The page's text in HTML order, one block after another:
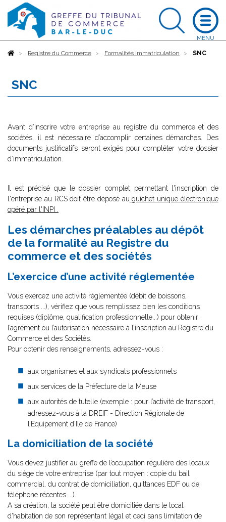
AccueilRegistre du Commerce Formalités immatriculation SNC
SNC
Avant d’inscrire votre entreprise au registre du commerce et des
sociétés, il est nécessaire d’accomplir certaines démarches. Des
documents justificatifs seront exigés pour compléter votre dossier
d’immatriculation.
Il est précisé que le dossier complet permettant l'inscription de
l'entreprise au RCS doit être déposé au guichet unique électronique
opéré par l'INPI
Les démarches préalables au dépôt
de la formalité au Registre du
commerce et des sociétés
L’exercice d’une activité réglementée
Vous exercez une activité réglementée (débit de boissons,
transports ...), vérifiez que vous remplissez bien les conditions
requises (diplôme, qualification professionnelle...) pour obtenir
l’agrément ou l’autorisation nécessaire à l’inscription au Registre du
Commerce et des Sociétés.
Pour obtenir des renseignements, adressez-vous :
aux organismes et aux syndicats professionnels
aux services de la Préfecture de la Meuse
aux autorités de tutelle (exemple : pour l’activité de transport,
adressez-vous à la DREIF - Direction Régionale de
l’Equipement d’Ile de France)
La domiciliation de la société
Vous devez justifier au greffe de l’occupation régulière des locaux
du siège de votre entreprise (par tout moyen : copie du bail
commercial, du contrat de domiciliation, quittances EDF ou de
téléphone récentes ...).
A sa création, la société peut être domiciliée dans le local
d'habitation de son représentant légal et ceci sans limitation de